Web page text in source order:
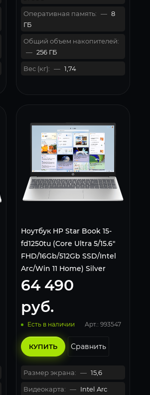
Оперативная память: — 8
ГБ
Общий объем накопителей:
— 256 ГБ
Вес (кг): — 1,74
Ноутбук HP Star Book 15-
fd1250tu (Core Ultra 5/15.6"
FHD/16Gb/512Gb SSD/Intel
Arc/Win 11 Home) Silver
64 490
руб.
Есть в наличии Арт.: 993547
КУПИТЬ Сравнить
Размер экрана: — 15,6
Видеокарта: — Intel Arc